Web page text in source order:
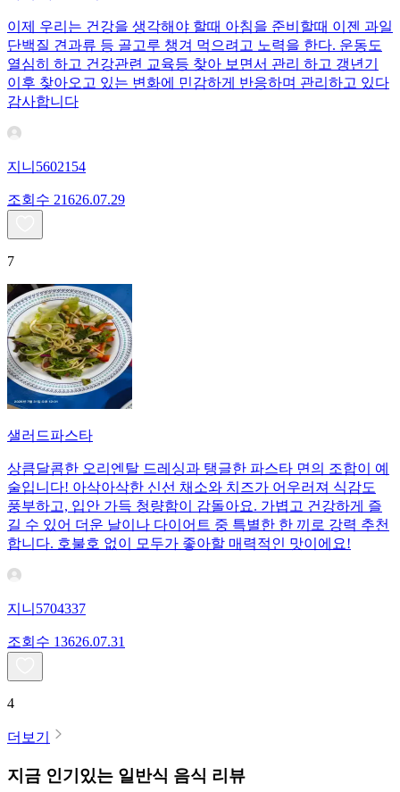
이제 우리는 건강을 생각해야 할때 아침을 준비할때 이젠 과일
단백질 견과류 등 골고루 챙겨 먹으려고 노력을 한다. 운동도
열심히 하고 건강관련 교육등 찾아 보면서 관리 하고 갱년기
이후 찾아오고 있는 변화에 민감하게 반응하며 관리하고 있다
감사합니다
지니5602154
조회수 21626.07.29
7
샐러드파스타
상큼달콤한 오리엔탈 드레싱과 탱글한 파스타 면의 조합이 예
술입니다! 아삭아삭한 신선 채소와 치즈가 어우러져 식감도
풍부하고, 입안 가득 청량함이 감돌아요. 가볍고 건강하게 즐
길 수 있어 더운 날이나 다이어트 중 특별한 한 끼로 강력 추천
합니다. 호불호 없이 모두가 좋아할 매력적인 맛이에요!
지니5704337
조회수 13626.07.31
4
더보기
지금 인기있는 일반식 음식 리뷰